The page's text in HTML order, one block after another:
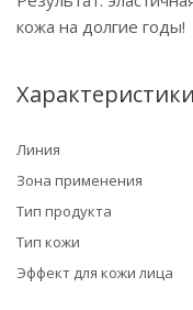
кожа на долгие годы!
Характеристики
Линия
Зона применения
Тип продукта
Тип кожи
Эффект для кожи лица